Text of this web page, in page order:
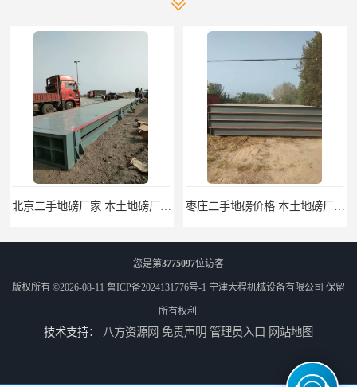
您是第3775097位访客
版权所有 ©2026-08-11 鲁ICP备2024131776号-1 宁津大程机械设备有限公司 保留
所有权利.
技术支持： 八方资源网 免责声明 管理员入口 网站地图